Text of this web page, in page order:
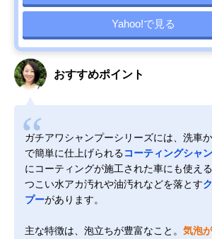
Yahoo!で見る
おすすめポイント
ガチアワシャンプーシリーズには、洗車
で簡単に仕上げられるコーティングシャ
にコーティングが施工された車にも使える
つこい水アカ汚れや油汚れなどを落とす
プーがあります。
主な特徴は、泡立ちが豊富なこと。 気泡